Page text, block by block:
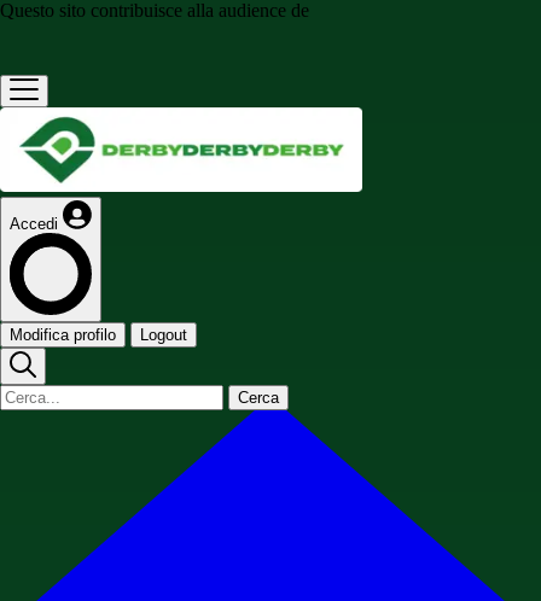
Questo sito contribuisce alla audience de
Accedi
Modifica profilo Logout
Cerca